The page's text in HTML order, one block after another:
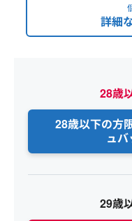
詳細
28歳
28歳以下の方
ュ
29歳